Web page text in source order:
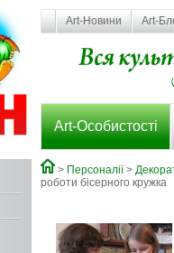
Art-Новини Art-
Art-Особистості
> Персоналії>
роботи бісерного кружка